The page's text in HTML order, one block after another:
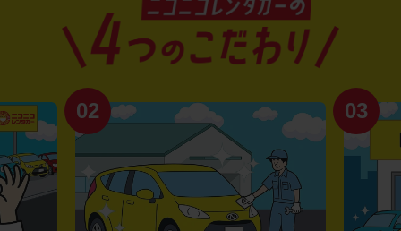
02 03